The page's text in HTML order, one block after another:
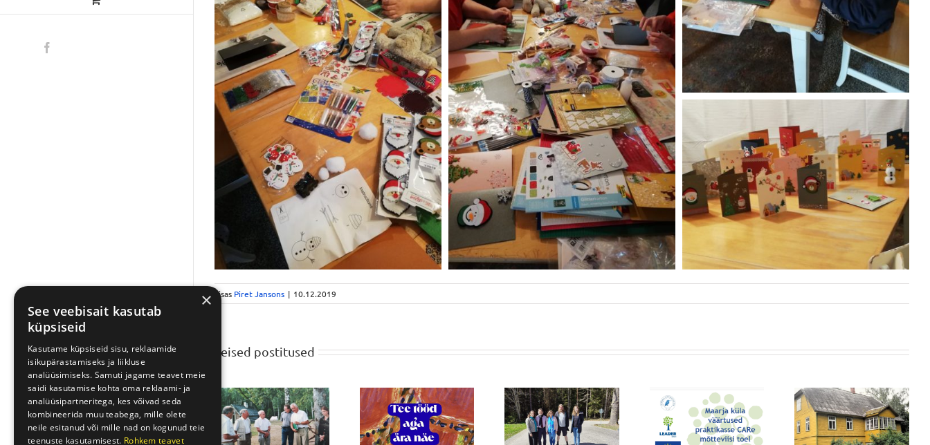
Lisas Piret Jansons | 10.12.2019
Teised postitused
×
See veebisait kasutab
küpsiseid
Kasutame küpsiseid sisu, reklaamide
isikupärastamiseks ja liikluse
analüüsimiseks. Samuti jagame teavet meie
saidi kasutamise kohta oma reklaami- ja
analüüsipartneritega, kes võivad seda
kombineerida muu teabega, mille olete
neile esitanud või mille nad on kogunud teie
teenuste kasutamisest. Rohkem teavet